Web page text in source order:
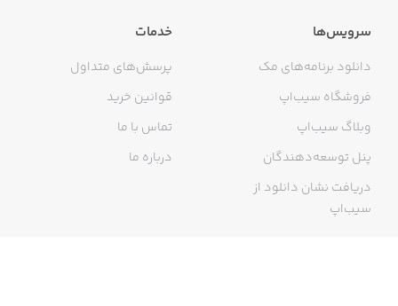
سرویس‌ها
دانلود برنامه‌های مک
فروشگاه سیب‌اپ
وبلاگ سیب‌اپ
پنل توسعه‌دهندگان
دریافت نشان دانلود از
سیب‌اپ
خدمات
پرسش‌های متداول
قوانین خرید
تماس با ما
درباره ما